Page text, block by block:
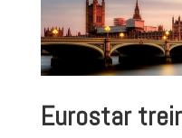
Eurostar